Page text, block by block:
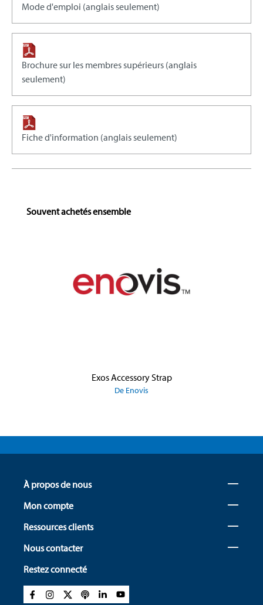
Mode d'emploi (anglais seulement)
Brochure sur les membres supérieurs (anglais
seulement)
Fiche d'information (anglais seulement)
Skip product gallery
Souvent achetés ensemble
Exos Accessory Strap
De Enovis
À propos de nous
Mon compte
Ressources clients
Nous contacter
Restez connecté